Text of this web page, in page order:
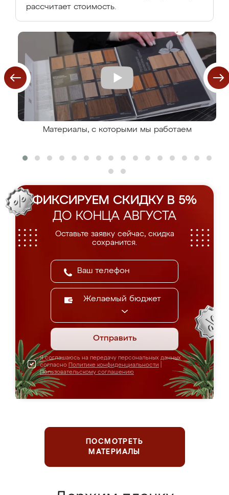
рассчитает стоимость.
Материалы, с которыми мы работаем
ФИКСИРУЕМ СКИДКУ В 5%
ДО КОНЦА АВГУСТА
Оставьте заявку сейчас, скидка
сохранится.
Желаемый бюджет
Отправить
Я соглашаюсь на передачу персональных данных
согласно Политике конфиденциальности
Пользовательскому соглашению
ПОСМОТРЕТЬ
МАТЕРИАЛЫ